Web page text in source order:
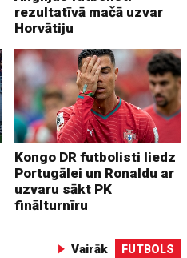
rezultatīvā mačā uzvar
Horvātiju
Kongo DR futbolisti liedz
Portugālei un Ronaldu ar
uzvaru sākt PK
finālturnīru
Vairāk FUTBOLS